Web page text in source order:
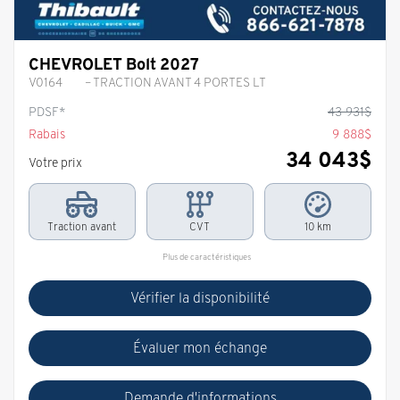
CHEVROLET Bolt 2027
V0164
– TRACTION AVANT 4 PORTES LT
PDSF*
43 931$
Rabais
9 888$
Votre prix
34 043$
Traction avant CVT 10 km
Plus de caractéristiques
Vérifier la disponibilité
Évaluer mon échange